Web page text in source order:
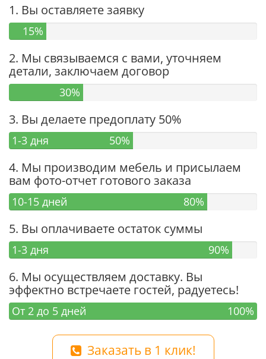
1. Вы оставляете заявку
15%
2. Мы связываемся с вами, уточняем
детали, заключаем договор
30%
3. Вы делаете предоплату 50%
1-3 дня 50%
4. Мы производим мебель и присылаем
вам фото-отчет готового заказа
10-15 дней 80%
5. Вы оплачиваете остаток суммы
1-3 дня 90%
6. Мы осуществляем доставку. Вы
эффектно встречаете гостей, радуетесь!
От 2 до 5 дней 100%
Заказать в 1 клик!